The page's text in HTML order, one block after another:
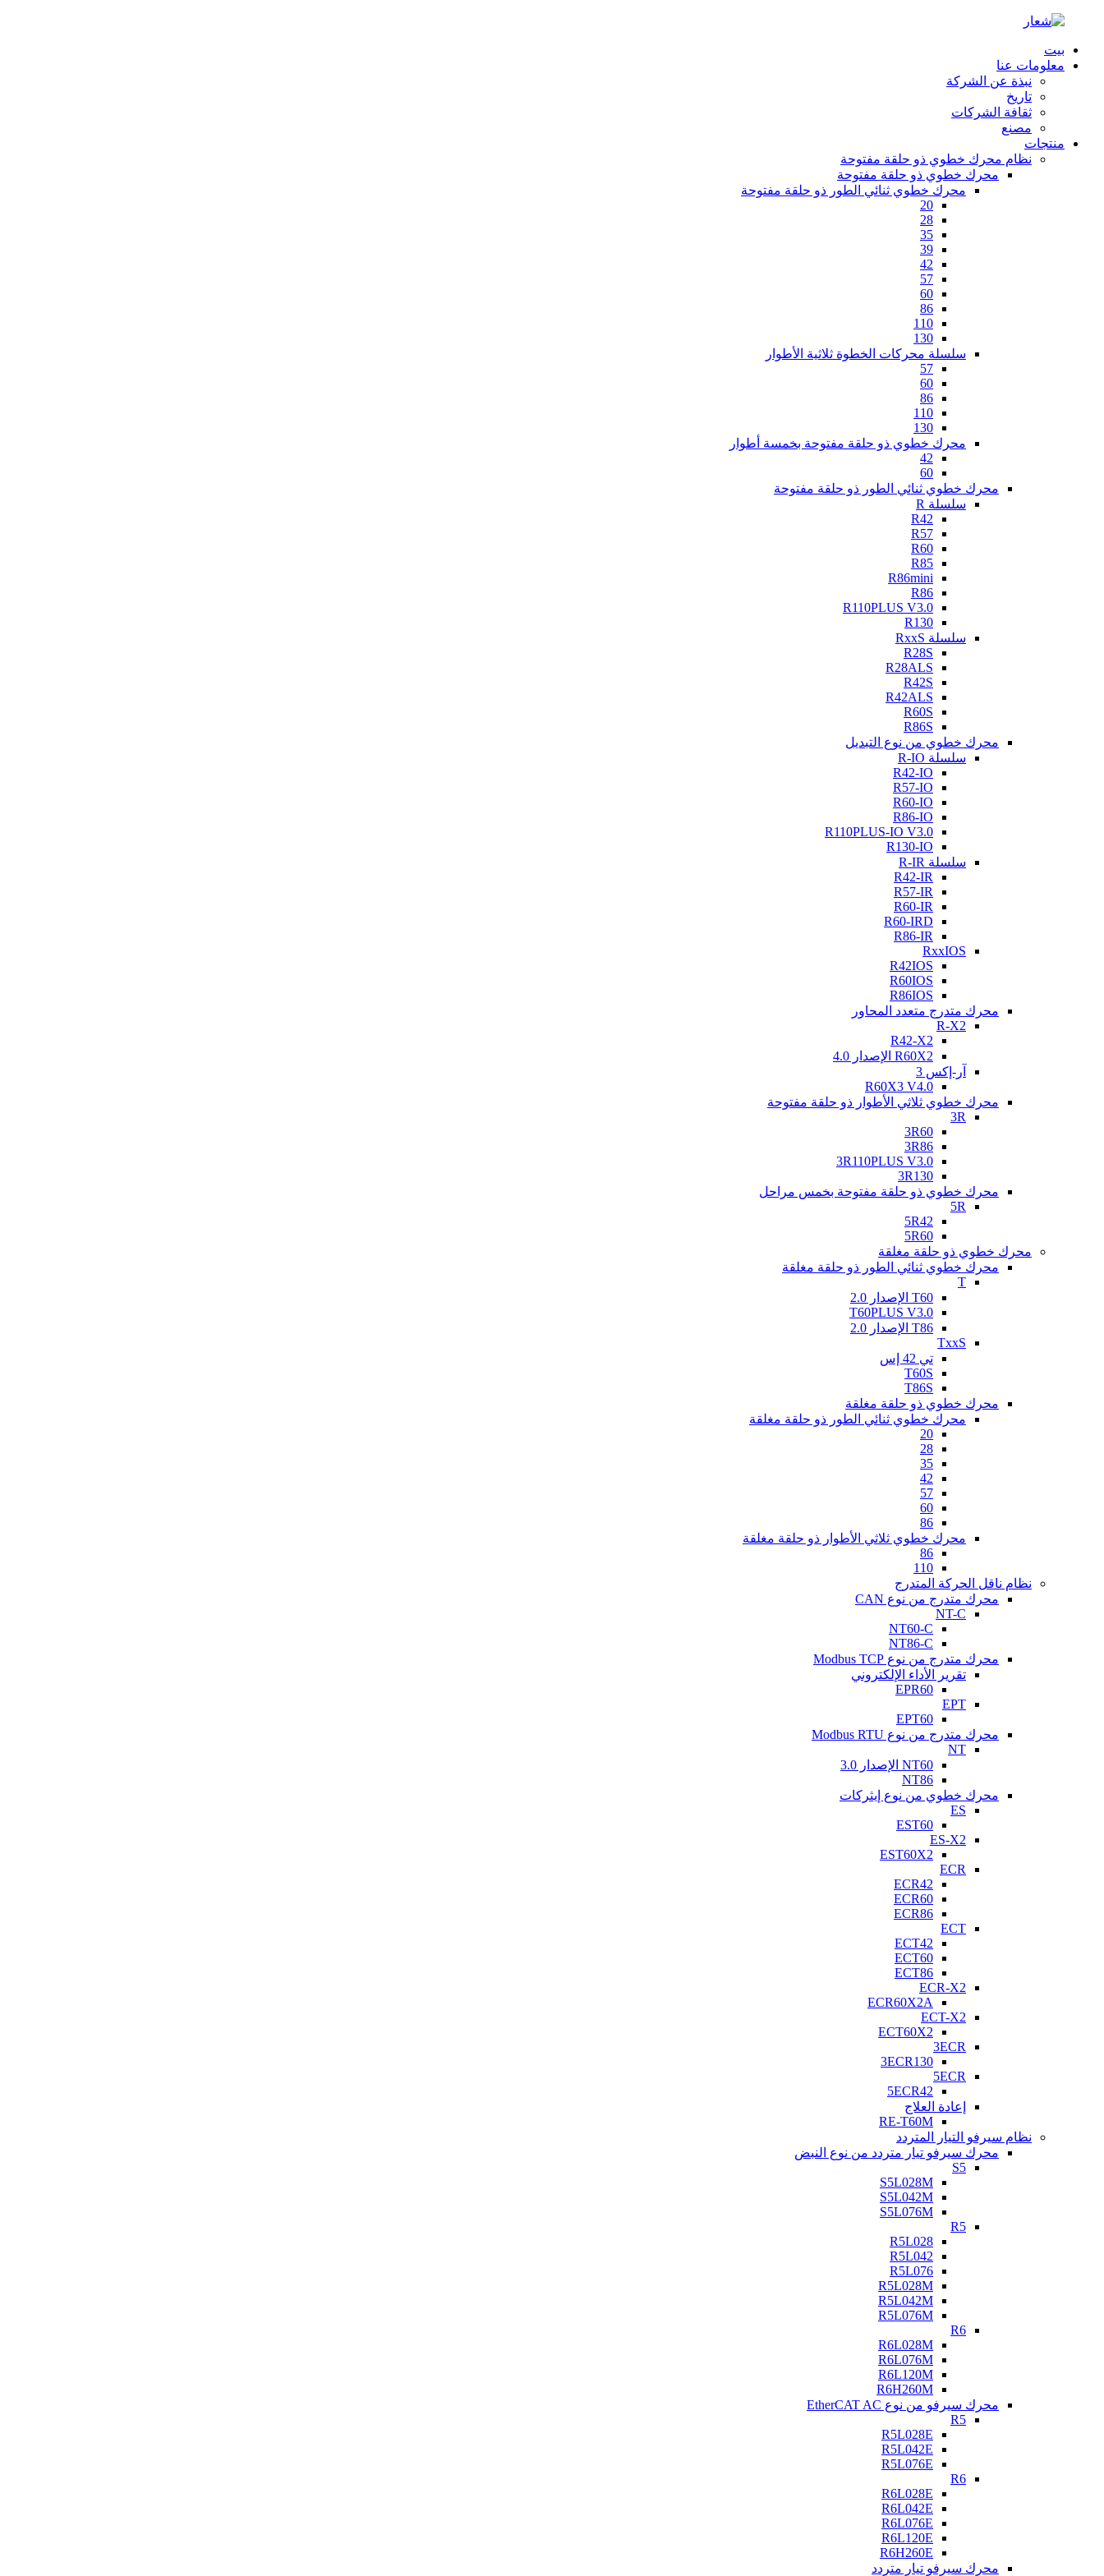
بيت
معلومات عنا
نبذة عن الشركة
تاريخ
ثقافة الشركات
مصنع
منتجات
نظام محرك خطوي ذو حلقة مفتوحة
محرك خطوي ذو حلقة مفتوحة
محرك خطوي ثنائي الطور ذو حلقة مفتوحة
20
28
35
39
42
57
60
86
110
130
سلسلة محركات الخطوة ثلاثية الأطوار
57
60
86
110
130
محرك خطوي ذو حلقة مفتوحة بخمسة أطوار
42
60
محرك خطوي ثنائي الطور ذو حلقة مفتوحة
سلسلة R
R42
R57
R60
R85
R86mini
R86
R110PLUS V3.0
R130
سلسلة RxxS
R28S
R28ALS
R42S
R42ALS
R60S
R86S
محرك خطوي من نوع التبديل
سلسلة R-IO
R42-IO
R57-IO
R60-IO
R86-IO
R110PLUS-IO V3.0
R130-IO
سلسلة R-IR
R42-IR
R57-IR
R60-IR
R60-IRD
R86-IR
RxxIOS
R42IOS
R60IOS
R86IOS
محرك متدرج متعدد المحاور
R-X2
R42-X2
R60X2 الإصدار 4.0
آر-إكس 3
R60X3 V4.0
محرك خطوي ثلاثي الأطوار ذو حلقة مفتوحة
3R
3R60
3R86
3R110PLUS V3.0
3R130
محرك خطوي ذو حلقة مفتوحة بخمس مراحل
5R
5R42
5R60
محرك خطوي ذو حلقة مغلقة
محرك خطوي ثنائي الطور ذو حلقة مغلقة
T
T60 الإصدار 2.0
T60PLUS V3.0
T86 الإصدار 2.0
TxxS
تي 42 إس
T60S
T86S
محرك خطوي ذو حلقة مغلقة
محرك خطوي ثنائي الطور ذو حلقة مغلقة
20
28
35
42
57
60
86
محرك خطوي ثلاثي الأطوار ذو حلقة مغلقة
86
110
نظام ناقل الحركة المتدرج
محرك متدرج من نوع CAN
NT-C
NT60-C
NT86-C
محرك متدرج من نوع Modbus TCP
تقرير الأداء الإلكتروني
EPR60
EPT
EPT60
محرك متدرج من نوع Modbus RTU
NT
NT60 الإصدار 3.0
NT86
محرك خطوي من نوع إيثركات
ES
EST60
ES-X2
EST60X2
ECR
ECR42
ECR60
ECR86
ECT
ECT42
ECT60
ECT86
ECR-X2
ECR60X2A
ECT-X2
ECT60X2
3ECR
3ECR130
5ECR
5ECR42
إعادة العلاج
RE-T60M
نظام سيرفو التيار المتردد
محرك سيرفو تيار متردد من نوع النبض
S5
S5L028M
S5L042M
S5L076M
R5
R5L028
R5L042
R5L076
R5L028M
R5L042M
R5L076M
R6
R6L028M
R6L076M
R6L120M
R6H260M
محرك سيرفو من نوع EtherCAT AC
R5
R5L028E
R5L042E
R5L076E
R6
R6L028E
R6L042E
R6L076E
R6L120E
R6H260E
محرك سيرفو تيار متردد